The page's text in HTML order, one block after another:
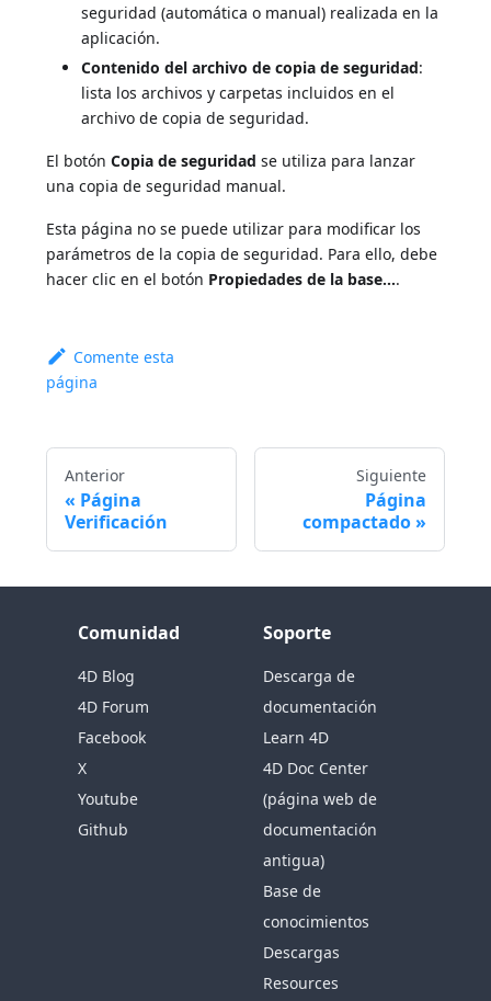
seguridad (automática o manual) realizada en la
aplicación.
Contenido del archivo de copia de seguridad:
lista los archivos y carpetas incluidos en el
archivo de copia de seguridad.
El botónCopia de seguridad se utiliza para lanzar
una copia de seguridad manual.
Esta página no se puede utilizar para modificar los
parámetros de la copia de seguridad. Para ello, debe
hacer clic en el botón Propiedades de la base....
Comente esta
página
Anterior
Página
Verificación
Siguiente
Página
compactado
Comunidad
4D Blog
4D Forum
Facebook
X
Youtube
Github
Soporte
Descarga de
documentación
Learn 4D
4D Doc Center
(página web de
documentación
antigua)
Base de
conocimientos
Descargas
Resources